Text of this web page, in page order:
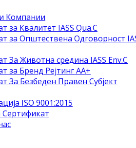
Компании
за Квалитет IASS Qua.C
за Општествена Одговорност
За Животна средина IASS Env.C
за Бренд Рејтинг АА+
За Безбеден Правен Субјект
ISO 9001:2015
Сертификат